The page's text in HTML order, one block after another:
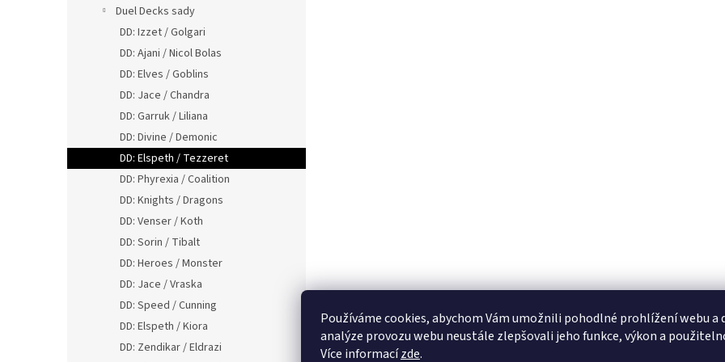
Používáme cookies, abychom Vám umožnili pohodlné prohlížení webu a
analýze provozu webu neustále zlepšovali jeho funkce, výkon a
Více informacízde.
Duel Decks sady
DD: Izzet / Golgari
DD: Ajani / Nicol Bolas
DD: Elves / Goblins
DD: Jace / Chandra
DD: Garruk / Liliana
DD: Divine / Demonic
DD: Elspeth / Tezzeret
DD: Phyrexia / Coalition
DD: Knights / Dragons
DD: Venser / Koth
DD: Sorin / Tibalt
DD: Heroes / Monster
DD: Jace / Vraska
DD: Speed / Cunning
DD: Elspeth / Kiora
DD: Zendikar / Eldrazi